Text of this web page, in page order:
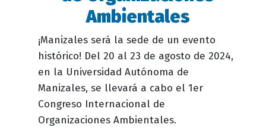
Ambientales
¡Manizales será la sede de un evento
histórico! Del 20 al 23 de agosto de 2024,
en la Universidad Autónoma de
Manizales, se llevará a cabo el 1er
Congreso Internacional de
Organizaciones Ambientales.